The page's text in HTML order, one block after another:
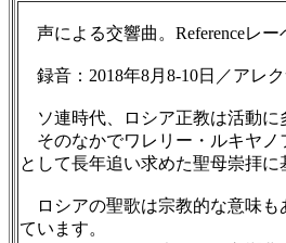
声による交響曲。Referenceレ
録音：2018年8月8-10日／アレ
ソ連時代、ロシア正教は活動に
そのなかでワレリー・ルキヤノ
として長年追い求めた聖母崇拝
ロシアの聖歌は宗教的な意味も
ています。